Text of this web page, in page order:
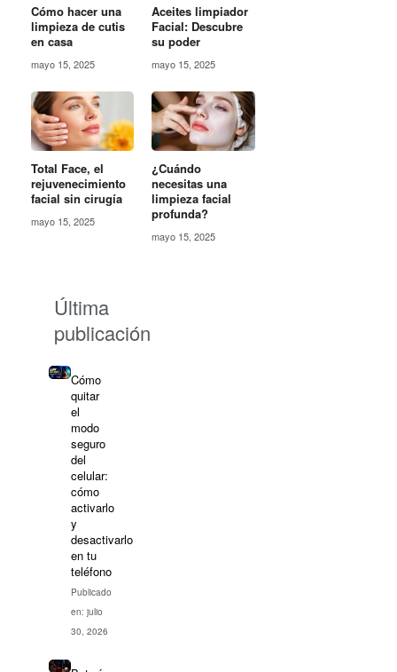
Cómo hacer una
limpieza de cutis
en casa
mayo 15, 2025
Aceites limpiador
Facial: Descubre
su poder
mayo 15, 2025
Total Face, el
rejuvenecimiento
facial sin cirugía
mayo 15, 2025
¿Cuándo
necesitas una
limpieza facial
profunda?
mayo 15, 2025
Última
publicación
Cómo
quitar
el
modo
seguro
del
celular:
cómo
activarlo
y
desactivarlo
en tu
teléfono
Publicado
en: julio
30, 2026